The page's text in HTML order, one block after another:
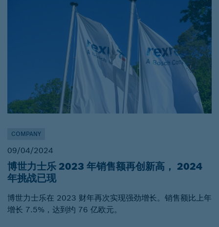
COMPANY
09/04/2024
博世力士乐 2023 年销售额再创新高， 2024
年挑战已现
博世力士乐在 2023 财年再次实现强劲增长。销售额比上年
增长 7.5%，达到约 76 亿欧元。